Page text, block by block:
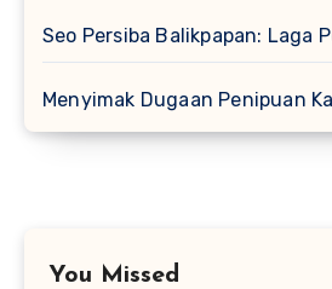
Seo Persiba Balikpapan: Laga
Menyimak Dugaan Penipuan
You Missed